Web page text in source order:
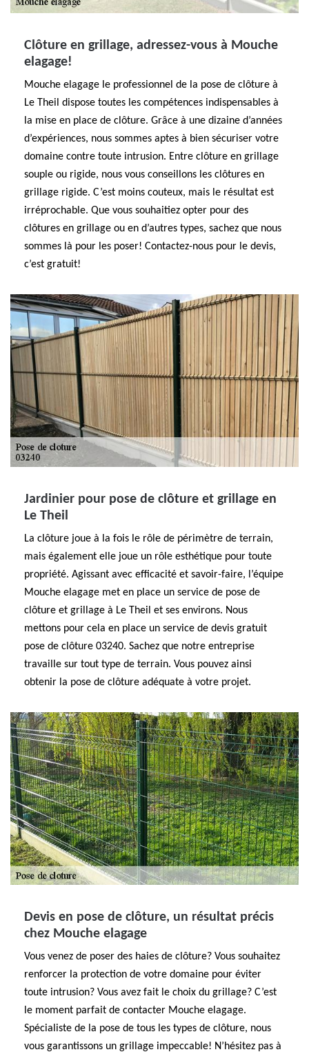
Clôture en grillage, adressez-vous à Mouche
elagage!
Mouche elagage le professionnel de la pose de clôture à
Le Theil dispose toutes les compétences indispensables à
la mise en place de clôture. Grâce à une dizaine d’années
d’expériences, nous sommes aptes à bien sécuriser votre
domaine contre toute intrusion. Entre clôture en grillage
souple ou rigide, nous vous conseillons les clôtures en
grillage rigide. C’est moins couteux, mais le résultat est
irréprochable. Que vous souhaitiez opter pour des
clôtures en grillage ou en d’autres types, sachez que nous
sommes là pour les poser! Contactez-nous pour le devis,
c’est gratuit!
Jardinier pour pose de clôture et grillage en
Le Theil
La clôture joue à la fois le rôle de périmètre de terrain,
mais également elle joue un rôle esthétique pour toute
propriété. Agissant avec efficacité et savoir-faire, l’équipe
Mouche elagage met en place un service de pose de
clôture et grillage à Le Theil et ses environs. Nous
mettons pour cela en place un service de devis gratuit
pose de clôture 03240. Sachez que notre entreprise
travaille sur tout type de terrain. Vous pouvez ainsi
obtenir la pose de clôture adéquate à votre projet.
Devis en pose de clôture, un résultat précis
chez Mouche elagage
Vous venez de poser des haies de clôture? Vous souhaitez
renforcer la protection de votre domaine pour éviter
toute intrusion? Vous avez fait le choix du grillage? C’est
le moment parfait de contacter Mouche elagage.
Spécialiste de la pose de tous les types de clôture, nous
vous garantissons un grillage impeccable! N’hésitez pas à